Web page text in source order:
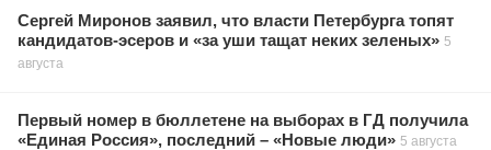
Сергей Миронов заявил, что власти Петербурга топят
кандидатов-эсеров и «за уши тащат неких зеленых» 5
августа
Первый номер в бюллетене на выборах в ГД получила
«Единая Россия», последний – «Новые люди» 5 августа